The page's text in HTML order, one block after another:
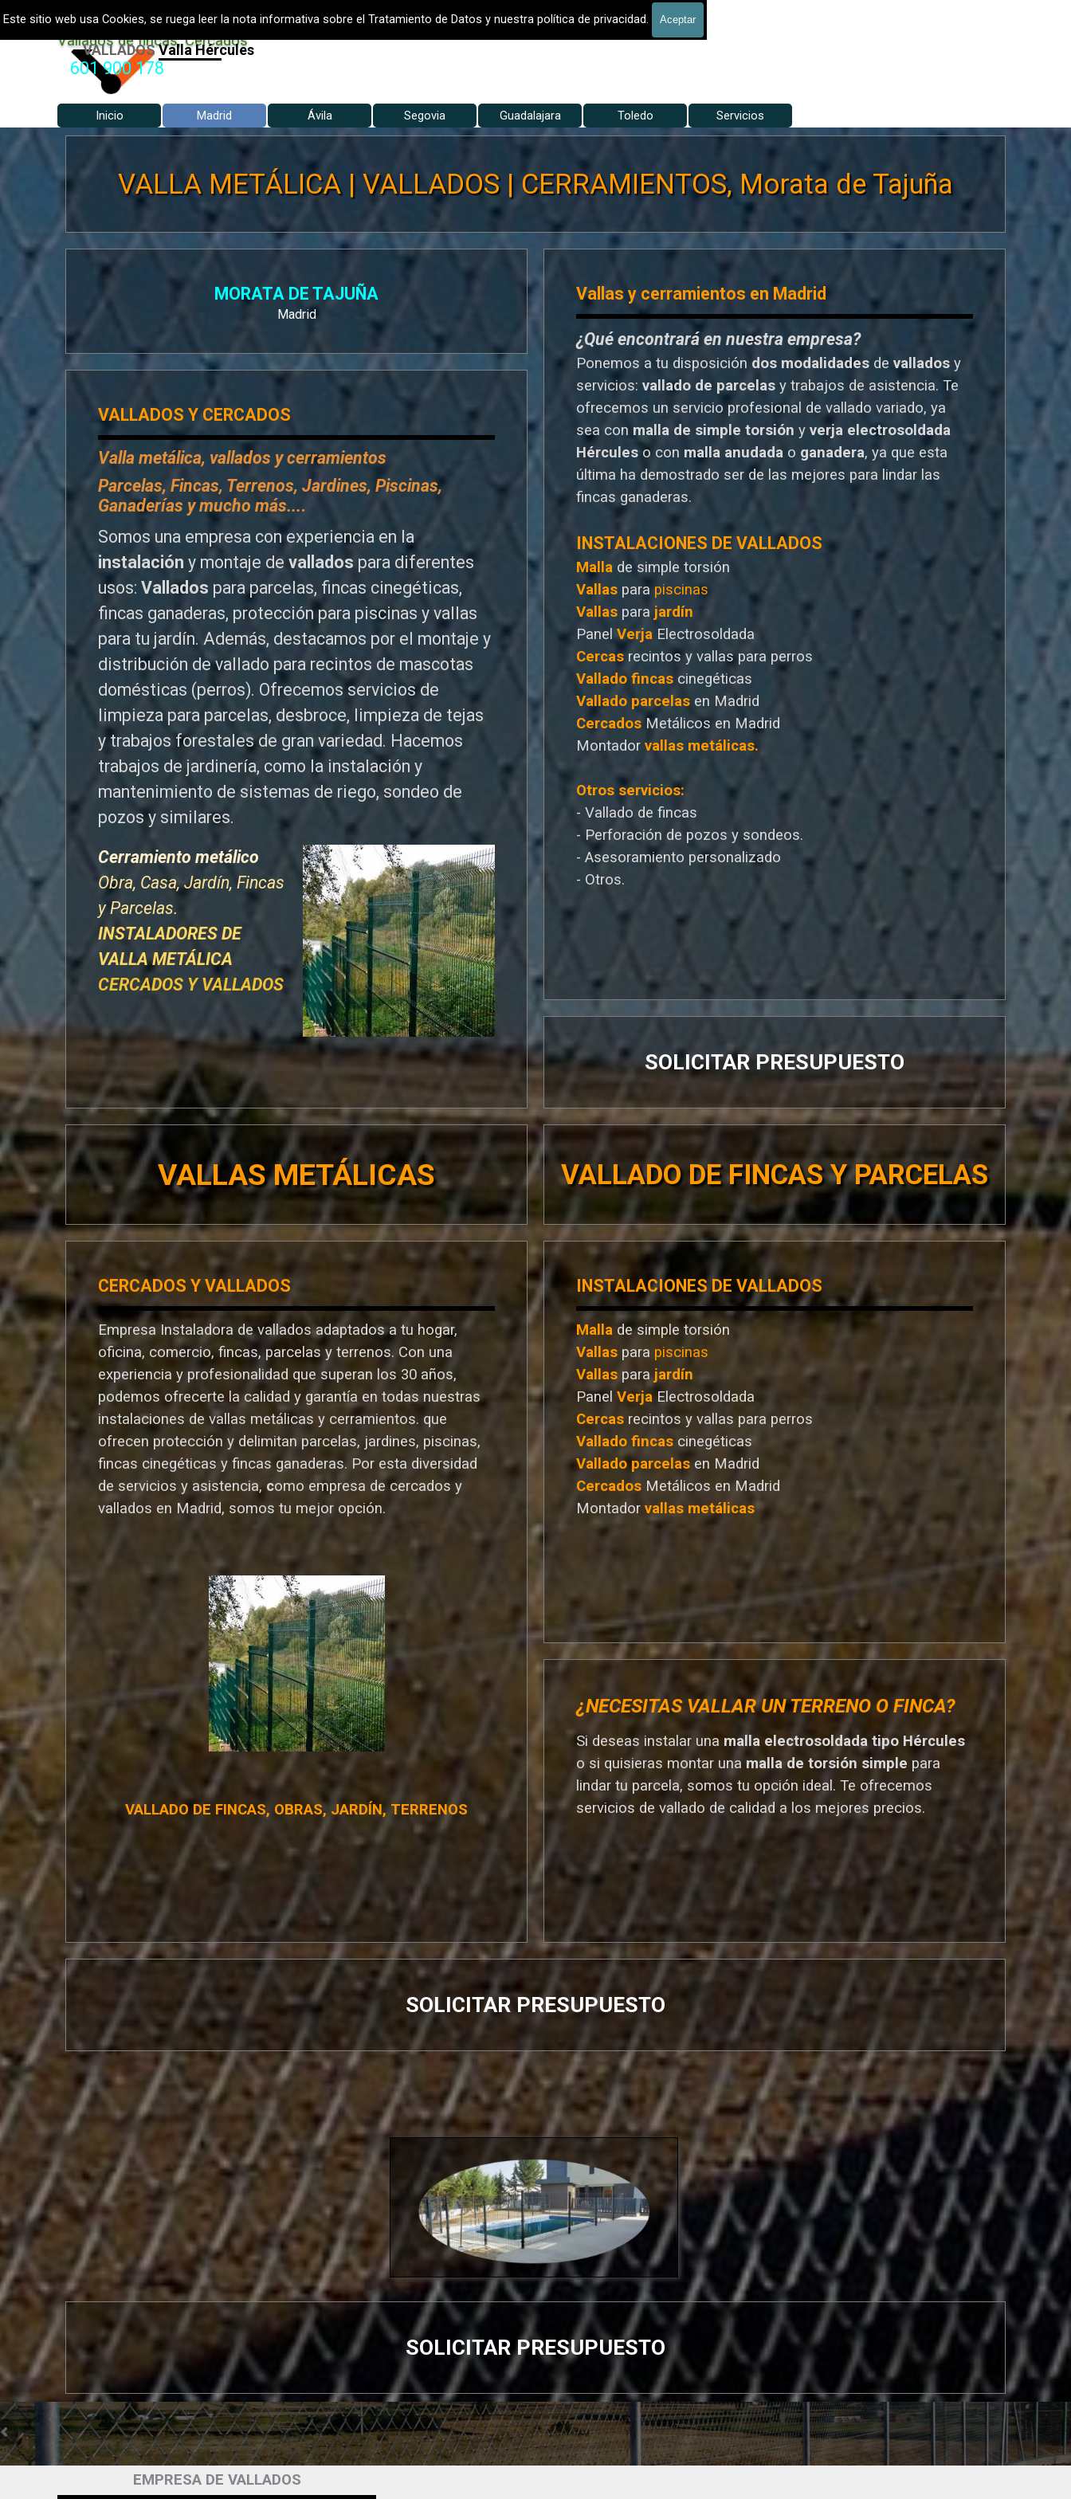
Este sitio web usa Cookies, se ruega leer la nota informativa sobre el Tratamiento de Datos y nuestra política de privacidad. Aceptar
VALLADOS METALICOS MADRID - VALLADO DE FINCAS
Vallados de fincas, Cercados
VALLADOSVallados Jardín
601 900 178
Saltar menú
Inicio Madrid ▼
Ávila ▼
Segovia ▼
Guadalajara ▼
Toledo ▼
Servicios
VALLA METÁLICA | VALLADOS | CERRAMIENTOS, Morata de Tajuña
MORATA DE TAJUÑA
Madrid
VALLADOS Y CERCADOS
Valla metálica, vallados y cerramientos
Parcelas, Fincas, Terrenos, Jardines, Piscinas,
Ganaderías y mucho más....
Somos una empresa con experiencia en la
instalacióny montaje devallados para diferentes
usos: Vallados para parcelas, fincas cinegéticas,
fincas ganaderas, protección para piscinas y vallas
para tu jardín. Además, destacamos por el montaje y
distribución de vallado para recintos de mascotas
domésticas (perros). Ofrecemos servicios de
limpieza para parcelas, desbroce, limpieza de tejas
y trabajos forestales de gran variedad. Hacemos
trabajos de jardinería, como la instalación y
mantenimiento de sistemas de riego, sondeo de
pozos y similares.
Cerramiento metálico
Obra, Casa, Jardín, Fincas
y Parcelas.
INSTALADORES DE
VALLA METÁLICA
CERCADOS Y VALLADOS
Vallas y cerramientos en Madrid
¿Qué encontrará en nuestra empresa?
Ponemos a tu disposición dos modalidades de vallados y
servicios: vallado de parcelas y trabajos de asistencia. Te
ofrecemos un servicio profesional de vallado variado, ya
sea con malla de simple torsión y verja electrosoldada
Hércules o con malla anudada o ganadera, ya que esta
última ha demostrado ser de las mejores para lindar las
fincas ganaderas.
INSTALACIONES DE VALLADOS
Malla de simple torsión
Vallas para piscinas
Vallas para jardín
Panel Verja Electrosoldada
Cercas recintos y vallas para perros
Vallado fincas cinegéticas
Vallado parcelas en Madrid
Cercados Metálicos en Madrid
Montador vallas metálicas.
Otros servicios:
- Vallado de fincas
- Perforación de pozos y sondeos.
- Asesoramiento personalizado
- Otros.
SOLICITAR PRESUPUESTO
VALLADO DE FINCAS Y PARCELAS
INSTALACIONES DE VALLADOS
Malla de simple torsión
Vallas para piscinas
Vallas para jardín
Panel Verja Electrosoldada
Cercas recintos y vallas para perros
Vallado fincas cinegéticas
Vallado parcelas en Madrid
Cercados Metálicos en Madrid
Montador vallas metálicas
¿NECESITAS VALLAR UN TERRENO O FINCA?
Si deseas instalar una malla electrosoldada tipo Hércules
o si quisieras montar una malla de torsión simple para
lindar tu parcela, somos tu opción ideal. Te ofrecemos
servicios de vallado de calidad a los mejores precios.
VALLAS METÁLICAS
CERCADOS Y VALLADOS
Empresa Instaladora de vallados adaptados a tu hogar,
oficina, comercio, fincas, parcelas y terrenos. Con una
experiencia y profesionalidad que superan los 30 años,
podemos ofrecerte la calidad y garantía en todas nuestras
instalaciones de vallas metálicas y cerramientos. que
ofrecen protección y delimitan parcelas, jardines, piscinas,
fincas cinegéticas y fincas ganaderas. Por esta diversidad
de servicios y asistencia, como empresa de cercados y
vallados en Madrid, somos tu mejor opción.
VALLADO DE FINCAS, OBRAS, JARDÍN, TERRENOS
SOLICITAR PRESUPUESTO
SOLICITAR PRESUPUESTO
EMPRESA DE VALLADOS